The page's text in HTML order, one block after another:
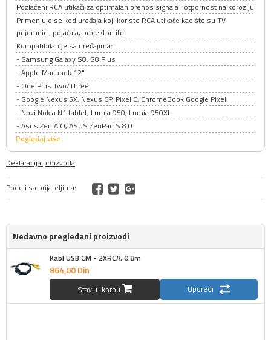
Pozlaćeni RCA utikači za optimalan prenos signala i otpornost na koroziju
Primenjuje se kod uređaja koji koriste RCA utikače kao što su TV
prijemnici, pojačala, projektori itd.
Kompatibilan je sa uređajima:
- Samsung Galaxy S8, S8 Plus
- Apple Macbook 12"
- One Plus Two/Three
- Google Nexus 5X, Nexus 6P, Pixel C, ChromeBook Google Pixel
- Novi Nokia N1 tablet, Lumia 950, Lumia 950XL
- Asus Zen AiO, ASUS ZenPad S 8.0
Pogledaj više
Deklaracija proizvoda
Podeli sa prijateljima:
Nedavno pregledani proizvodi
Kabl USB CM - 2XRCA, 0.8m
864,00Din
Stavi u korpu Uporedi